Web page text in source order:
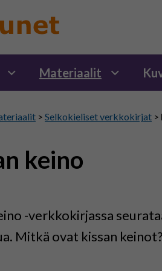
Materiaalit
> Selkokieliset verkkokirjat >
keino
-verkkokirjassa
Mitkä ovat kissan keinot?